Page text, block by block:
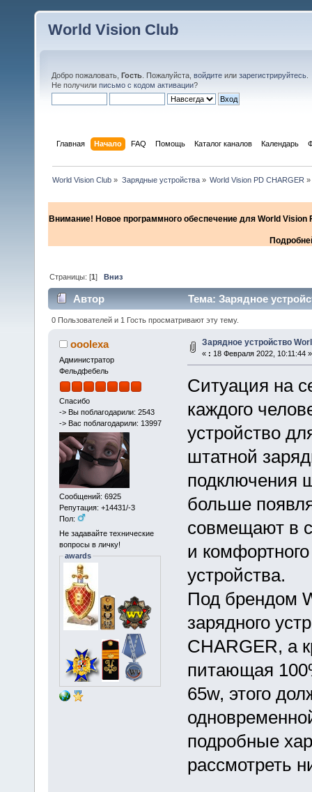
World Vision Club
Добро пожаловать, Гость . Пожалуйста, войдите или зарегистрируйтесь
Не получили письмо с кодом активации?
Главная Начало FAQ Помощь Каталог каналов Календарь
World Vision Club » Зарядные устройства» World Vision PD CHARGER »
Внимание! Новое программного обеспечение для World
Страницы: [1]Вниз
Автор Тема: Зарядное
0 Пользователей и 1 Гость просматривают эту тему.
ooolexa
Администратор
Фельдфебель
Спасибо
-> Вы поблагодарили: 2543
-> Вас поблагодарили: 13997
Сообщений: 6925
Репутация: +14431/-3
Пол:
Не задавайте технические
вопросы в личку!
awards
Зарядное устройство
« : 18 Февраля 2022, 10:11:44 »
Ситуация на
каждого
устройство
штатной
подключения
больше
совмещают в
и
устройства.
Под брендом
зарядного
CHARGER, а
питающая
65w, этого
подробные
рассмотреть